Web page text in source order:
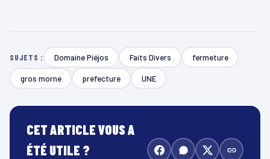
SUJETS : Domaine Piéjos Faits Divers fermeture
gros morne préfecture UNE
CET ARTICLE VOUS A
ÉTÉ UTILE ?